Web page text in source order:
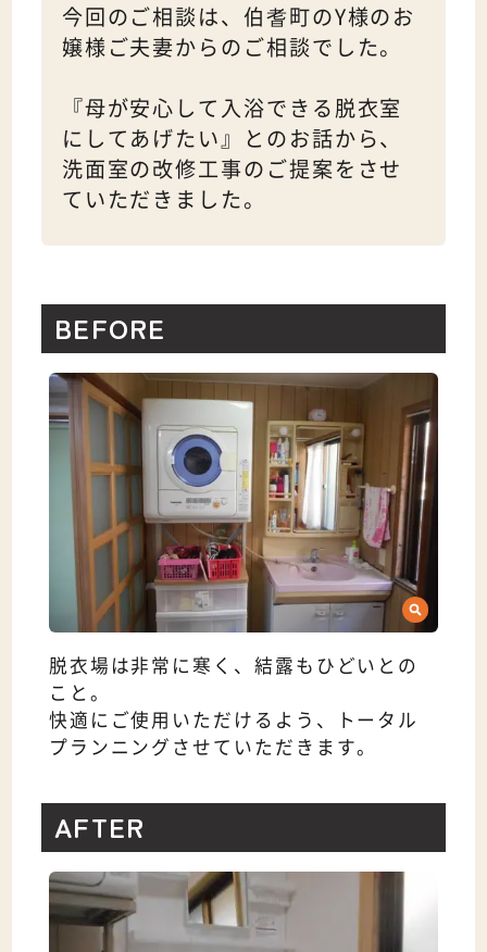
今回のご相談は、伯耆町のY様のお
嬢様ご夫妻からのご相談でした。
『母が安心して入浴できる脱衣室
にしてあげたい』とのお話から、
洗面室の改修工事のご提案をさせ
ていただきました。
BEFORE
脱衣場は非常に寒く、結露もひどいとの
こと。
快適にご使用いただけるよう、トータル
プランニングさせていただきます。
AFTER